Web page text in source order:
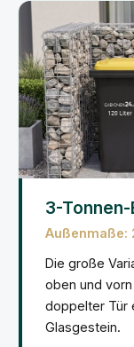
3-
Außenmaße:
Die große
oben und
doppelter Tür
Glasgestein.